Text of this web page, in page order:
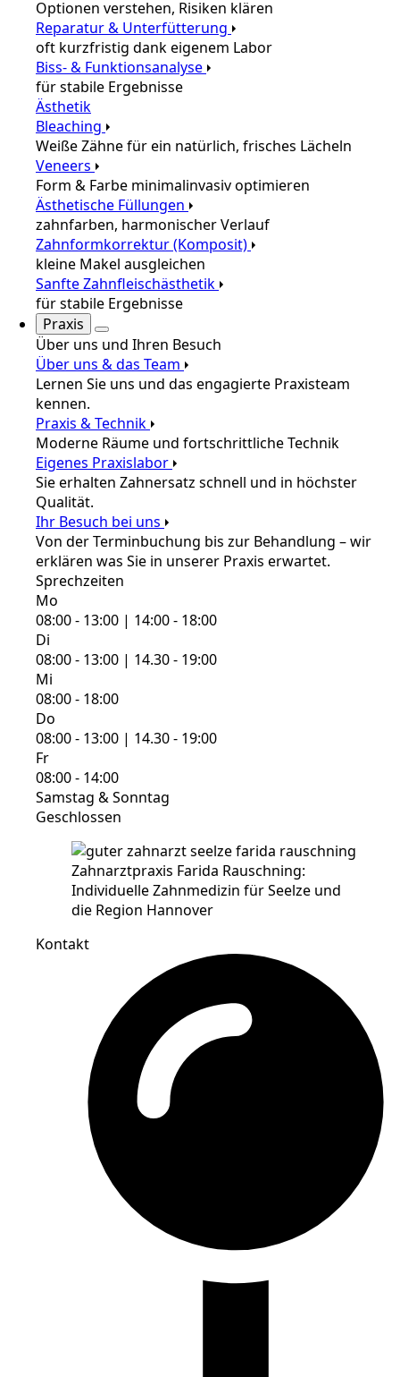
Optionen verstehen, Risiken klären
Reparatur & Unterfütterung
oft kurzfristig dank eigenem Labor
Biss- & Funktionsanalyse
für stabile Ergebnisse
Ästhetik
Bleaching
Weiße Zähne für ein natürlich, frisches Lächeln
Veneers
Form & Farbe minimalinvasiv optimieren
Ästhetische Füllungen
zahnfarben, harmonischer Verlauf
Zahnformkorrektur (Komposit)
kleine Makel ausgleichen
Sanfte Zahnfleischästhetik
für stabile Ergebnisse
Praxis
Über uns und Ihren Besuch
Über uns & das Team
Lernen Sie uns und das engagierte Praxisteam
kennen.
Praxis & Technik
Moderne Räume und fortschrittliche Technik
Eigenes Praxislabor
Sie erhalten Zahnersatz schnell und in höchster
Qualität.
Ihr Besuch bei uns
Von der Terminbuchung bis zur Behandlung – wir
erklären was Sie in unserer Praxis erwartet.
Sprechzeiten
Mo
08:00 - 13:00 | 14:00 - 18:00
Di
08:00 - 13:00 | 14.30 - 19:00
Mi
08:00 - 18:00
Do
08:00 - 13:00 | 14.30 - 19:00
Fr
08:00 - 14:00
Samstag & Sonntag
Geschlossen
Kontakt